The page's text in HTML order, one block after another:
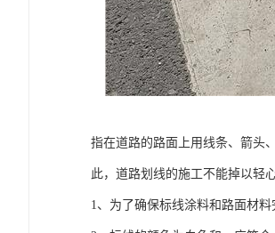
指在道路的路面上用线条、箭头
此，道路划线的施工不能掉以轻
1、为了确保标线涂料和路面材